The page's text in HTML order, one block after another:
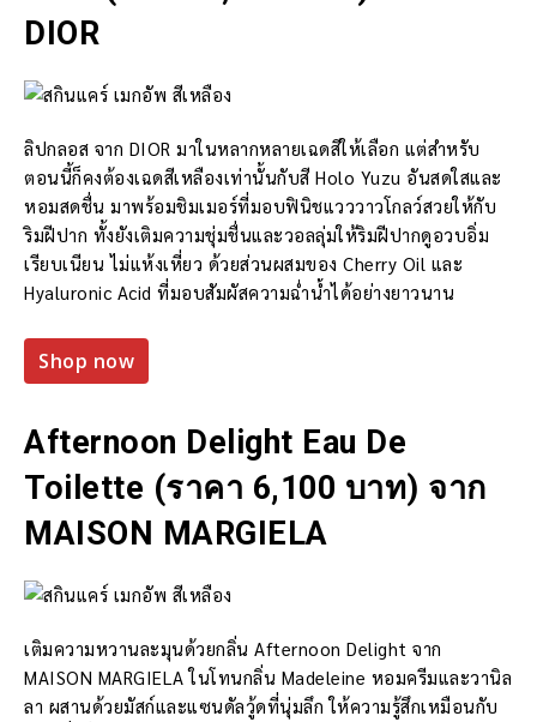
DIOR
ลิปกลอส จาก DIOR มาในหลากหลายเฉดสีให้เลือก แต่สำหรับ
ตอนนี้ก็คงต้องเฉดสีเหลืองเท่านั้นกับสี Holo Yuzu อันสดใสและ
หอมสดชื่น มาพร้อมชิมเมอร์ที่มอบฟินิชแวววาวโกลว์สวยให้กับ
ริมฝีปาก ทั้งยังเติมความชุ่มชื่นและวอลลุ่มให้ริมฝีปากดูอวบอิ่ม
เรียบเนียน ไม่แห้งเหี่ยว ด้วยส่วนผสมของ Cherry Oil และ
Hyaluronic Acid ที่มอบสัมผัสความฉ่ำน้ำได้อย่างยาวนาน
Shop now
Afternoon Delight Eau De
Toilette (ราคา 6,100 บาท) จาก
MAISON MARGIELA
เติมความหวานละมุนด้วยกลิ่น Afternoon Delight จาก
MAISON MARGIELA ในโทนกลิ่น Madeleine หอมครีมและวานิล
ลา ผสานด้วยมัสก์และแซนดัลวู้ดที่นุ่มลึก ให้ความรู้สึกเหมือนกับ